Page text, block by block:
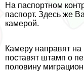
На паспортном
паспорт. Здесь же
камерой.
Камеру направят
поставят штамп о
половину